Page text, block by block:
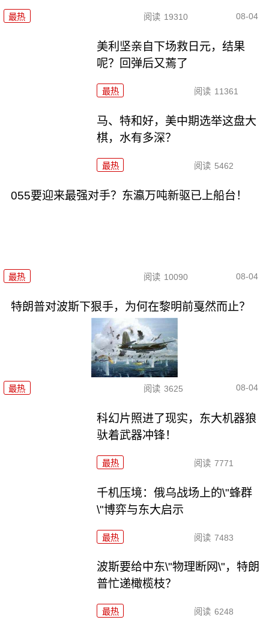
最热 阅读 19310 08-04
美利坚亲自下场救日元，结果
呢？回弹后又蔫了
最热 阅读 11361
马、特和好，美中期选举这盘大
棋，水有多深？
最热 阅读 5462
055要迎来最强对手？东瀛万吨新驱已上船台！
最热 阅读 10090 08-04
特朗普对波斯下狠手，为何在黎明前戛然而止？
最热 阅读 3625 08-04
科幻片照进了现实，东大机器狼
驮着武器冲锋！
最热 阅读 7771
千机压境：俄乌战场上的\"蜂群
\"博弈与东大启示
最热 阅读 7483
波斯要给中东\"物理断网\"，特朗
普忙递橄榄枝？
最热 阅读 6248